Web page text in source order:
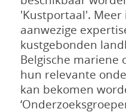
'Kustportaal'.
aanwezige
kustgebonden
Belgische mariene
hun relevante
kan bekomen